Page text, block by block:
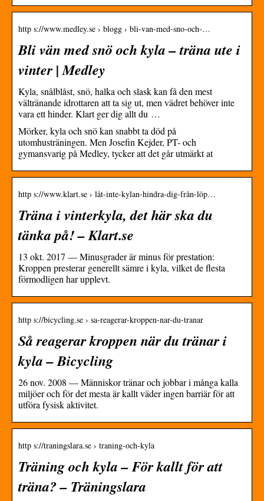
http s://www.medley.se › blogg › bli-van-med-sno-och-…
Bli vän med snö och kyla – träna ute i
vinter | Medley
Kyla, snålblåst, snö, halka och slask kan få den mest
vältränande idrottaren att ta sig ut, men vädret behöver inte
vara ett hinder. Klart ger dig allt du …
Mörker, kyla och snö kan snabbt ta död på
utomhusträningen. Men Josefin Kejder, PT- och
gymansvarig på Medley, tycker att det går utmärkt at
http s://www.klart.se › låt-inte-kylan-hindra-dig-från-löp…
Träna i vinterkyla, det här ska du
tänka på! – Klart.se
13 okt. 2017 — Minusgrader är minus för prestation:
Kroppen presterar generellt sämre i kyla, vilket de flesta
förmodligen har upplevt.
http s://bicycling.se › sa-reagerar-kroppen-nar-du-tranar
Så reagerar kroppen när du tränar i
kyla – Bicycling
26 nov. 2008 — Människor tränar och jobbar i många kalla
miljöer och för det mesta är kallt väder ingen barriär för att
utföra fysisk aktivitet.
http s://traningslara.se › traning-och-kyla
Träning och kyla – För kallt för att
träna? – Träningslara